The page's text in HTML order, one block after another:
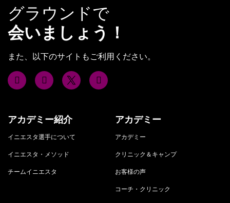
グラウンドで
会いましょう！
また、以下のサイトもご利用ください。
アカデミー紹介
イニエスタ選手について
イニエスタ・メソッド
チームイニエスタ
アカデミー
アカデミー
クリニック＆キャンプ
お客様の声
コーチ・クリニック